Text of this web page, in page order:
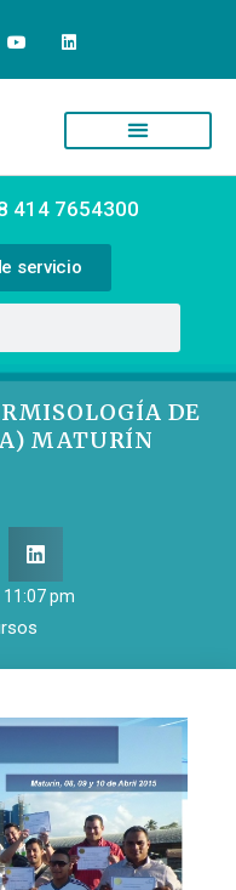
414 7654300
servicio
DE
MATURÍN
11:07 pm